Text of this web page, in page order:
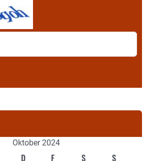
Oktober 2024
D F S S